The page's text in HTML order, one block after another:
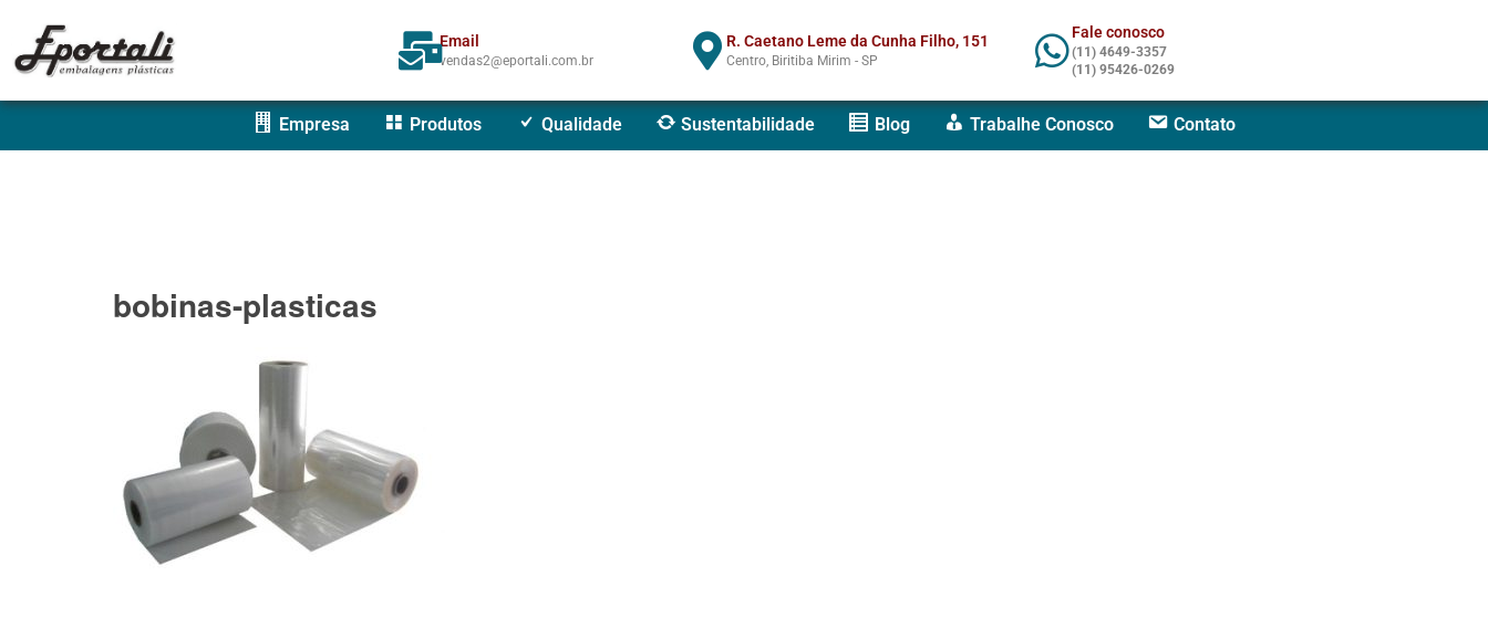
Email
vendas2@eportali.com.br
R. Caetano Leme da Cunha Filho, 151
Centro, Biritiba Mirim - SP
Fale conosco
(11) 4649-3357
(11) 95426-0269
Empresa Produtos Qualidade Sustentabilidade Blog Trabalhe Conosco Contato
bobinas-plasticas